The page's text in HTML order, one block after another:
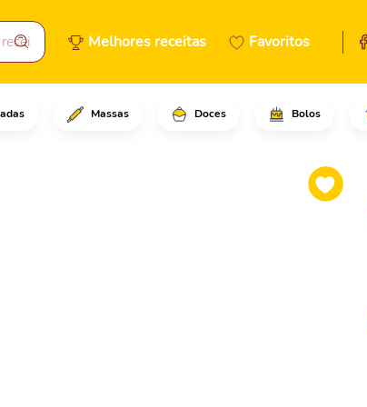
Melhores receitas Favoritos
Massas Doces Bolos
os ovos, o açúcar